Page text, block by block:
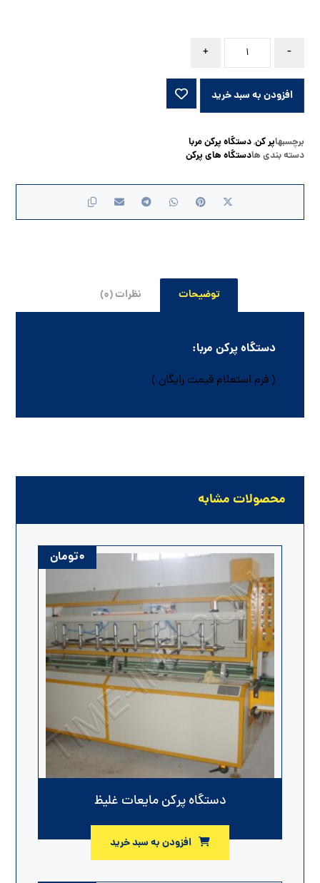
-
+
افزودن به سبد خرید
برچسبهاپر کن,دستگاه پرکن مربا
دسته بندی هادستگاه های پرکن
توضیحات نظرات (۰)
دستگاه پرکن مربا:
( فرم استعلام قیمت رایگان )
محصولات مشابه
دستگاه پرکن مایعات غلیظ
۰تومان
افزودن به سبد خرید